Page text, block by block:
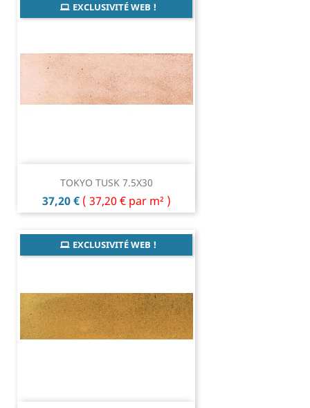
TOKYO TUSK 7.5X30
Prix
37,20 € ( 37,20 € par m² )
EXCLUSIVITÉ WEB !
EXCLUSIVITÉ WEB !